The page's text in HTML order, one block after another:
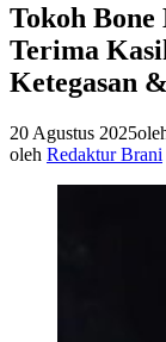
Tokoh
Terima
Ketegasan
20 Agustus 2025
oleh Redaktur Brani